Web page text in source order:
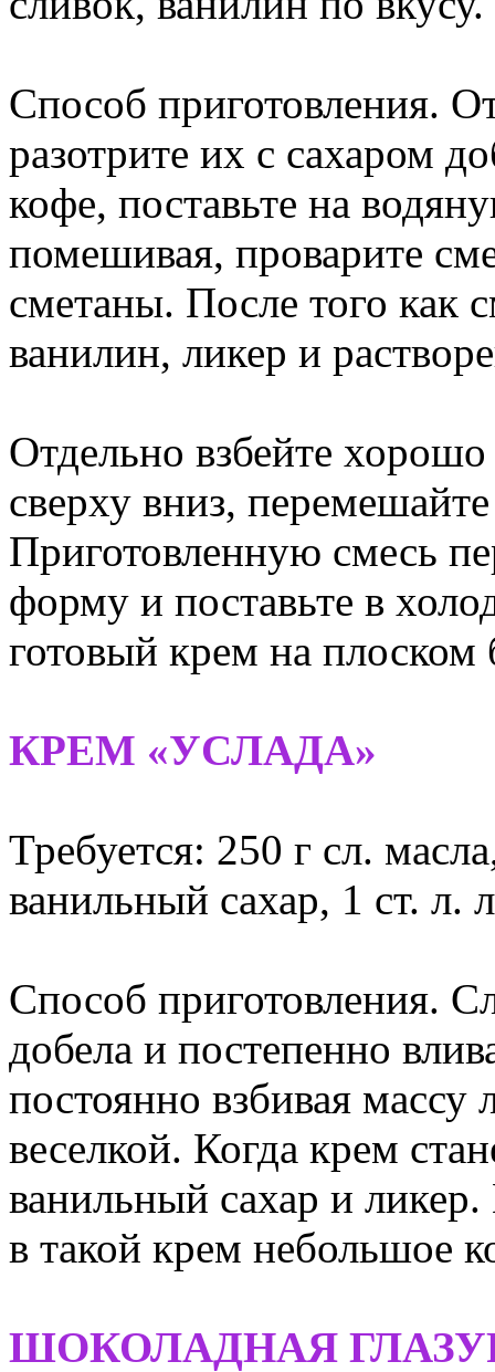
Способ приготовления.
разотрите их с сахаром
кофе, поставьте на
помешивая, проварите
сметаны. После того как
ванилин, ликер и
Отдельно взбейте
сверху вниз,
Приготовленную смесь
форму и поставьте в
готовый крем на плоском
КРЕМ «УСЛАДА»
Требуется: 250 г сл.
ванильный сахар, 1 ст. л.
Способ приготовления.
добела и постепенно
постоянно взбивая
веселкой. Когда крем
ванильный сахар и
в такой крем небольшое
ШОКОЛАДНАЯ